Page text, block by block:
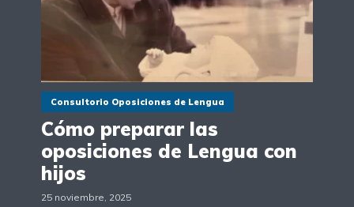
Consultorio Oposiciones de Lengua
Cómo preparar las
oposiciones de Lengua con
hijos
25 noviembre, 2025